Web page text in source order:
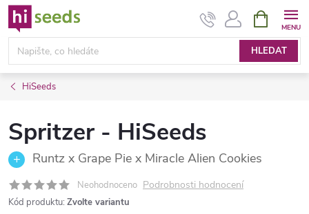
Přejít
na
obsah
HLEDAT
NÁKUPNÍ
KOŠÍK
HiSeeds
Spritzer - HiSeeds
Runtz x Grape Pie x Miracle Alien Cookies
Neohodnoceno Podrobnosti hodnocení
Kód produktu: Zvolte variantu